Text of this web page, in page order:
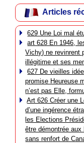
Articles
629 Une Loi mal
art 628 En 1946,
Vichy) ne revinrent
illégitime et ses
627 De vieilles
promise Heureuse
n’est pas Elle,
Art 626 Créer une
d’une ingérence
les Elections
être démontrée
sans renfort de